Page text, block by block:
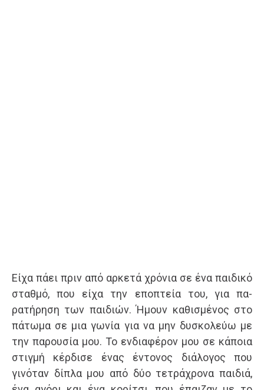
Είχα πάει πριν από αρκετά χρόνια σε ένα παι­δικό
σταθμό, που είχα την εποπτεία του, για πα­
ρατήρηση των παιδιών. Ήμουν καθισμένος στο
πάτωμα σε μια γωνία για να μην δυσκολεύω με
την παρουσία μου. Το ενδιαφέρον μου σε κάποια
στιγμή κέρδισε ένας έντονος διάλογος που
γινόταν δίπλα μου από δύο τετράχρονα παιδιά,